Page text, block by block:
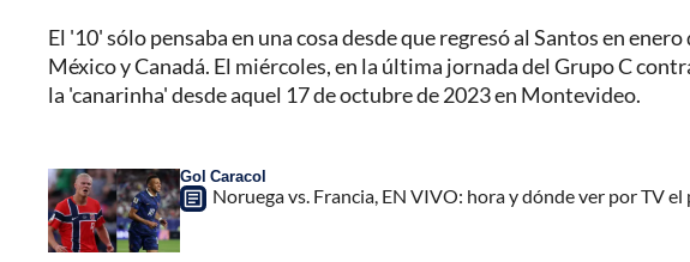
El '10' sólo pensaba en una cosa desde que regresó al Santos en
México y Canadá. El miércoles, en la última jornada del Grupo C
la 'canarinha' desde aquel 17 de octubre de 2023 en Montevideo.
Gol Caracol
Noruega vs. Francia, EN VIVO: hora y dónde ver por TV